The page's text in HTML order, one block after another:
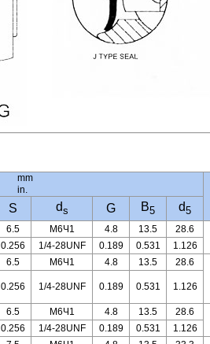
mm
in.
S ds G B5 d5
6.5 M6Ч1 4.8 13.5 28.6
0.256 1/4-28UNF 0.189 0.531 1.126
6.5 M6Ч1 4.8 13.5
28.6
0.256 1/4-28UNF 0.189 0.531 1.126
6.5 M6Ч1 4.8 13.5 28.6
0.256 1/4-28UNF 0.189 0.531 1.126